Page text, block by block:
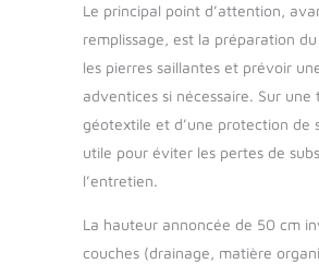
Le principal point d’attention,
remplissage, est la préparation
les pierres saillantes et prévoir
adventices si nécessaire. Sur une
géotextile et d’une protection de
utile pour éviter les pertes de
l’entretien.
La hauteur annoncée de 50 cm
couches (drainage, matière